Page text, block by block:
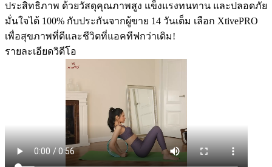
ประสิทธิภาพ ด้วยวัสดุคุณภาพสูง แข็งแรงทนทาน และปลอดภัย
มั่นใจได้ 100% กับประกันจากผู้ขาย 14 วันเต็ม เลือก XtivePRO
เพื่อสุขภาพที่ดีและชีวิตที่แอคทีฟกว่าเดิม!
รายละเอียดวิดีโอ